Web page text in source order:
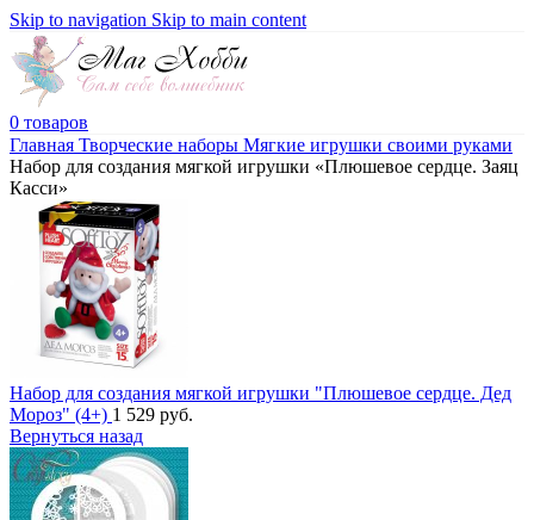
Skip to navigation Skip to main content
0 товаров
Главная Творческие наборы Мягкие игрушки своими руками
Набор для создания мягкой игрушки «Плюшевое сердце. Заяц
Касси»
Набор для создания мягкой игрушки "Плюшевое сердце. Дед
Мороз" (4+) 1 529 руб.
Вернуться назад